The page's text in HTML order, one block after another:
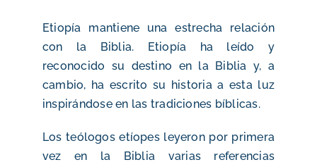
Etiopía mantiene una estrecha relación
con la Biblia. Etiopía ha leído y
reconocido su destino en la Biblia y, a
cambio, ha escrito su historia a esta luz
inspirándose en las tradiciones bíblicas.
Los teólogos etíopes leyeron por primera
vez en la Biblia varias referencias